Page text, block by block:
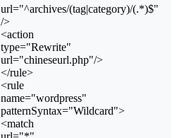
url="^archives/(tag|category)/(.*)$"
/>
<action
type="Rewrite"
url="chineseurl.php"/>
</rule>
<rule
name="wordpress"
patternSyntax="Wildcard">
<match